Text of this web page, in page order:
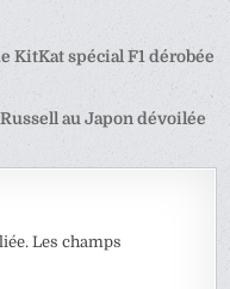
KitKat spécial F1 dérobée
au Japon dévoilée
Les champs